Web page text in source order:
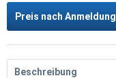
Preis nach Anmeldung
Beschreibung